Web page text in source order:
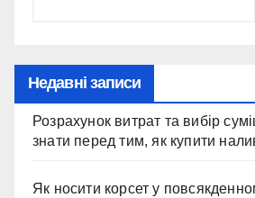
Недавні записи
Розрахунок витрат та вибір
знати перед тим, як купити
Як носити корсет у